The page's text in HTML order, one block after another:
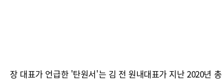
장 대표가 언급한 '탄원서'는 김 전 원내대표가 지난 2020년